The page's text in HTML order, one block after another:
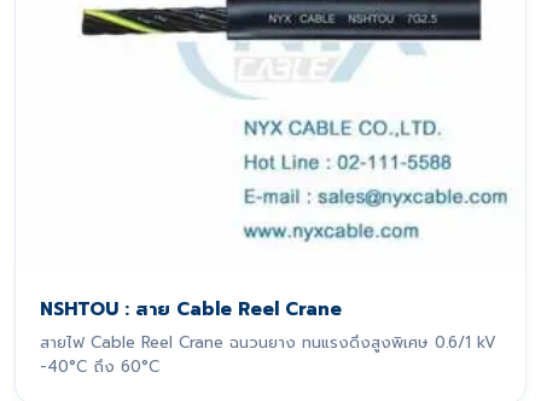
NSHTOU : สาย Cable Reel Crane
สายไฟ Cable Reel Crane ฉนวนยาง ทนแรงดึงสูงพิเศษ 0.6/1 kV
-40°C ถึง 60°C